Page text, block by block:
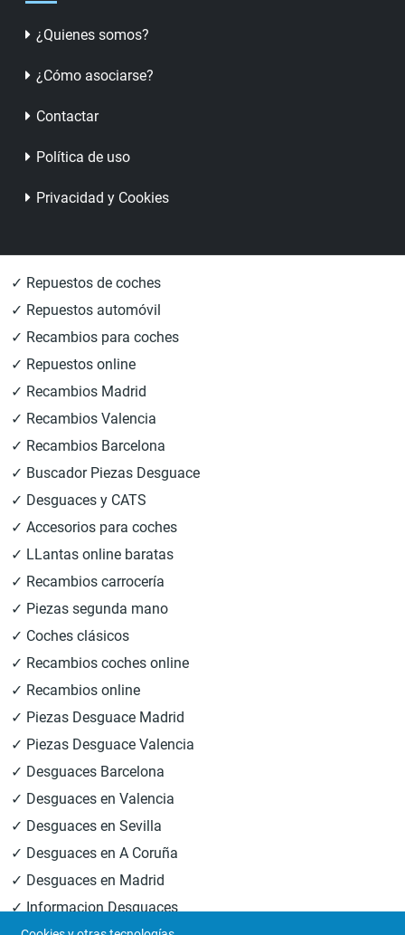
¿Quienes somos?
¿Cómo asociarse?
Contactar
Política de uso
Privacidad y Cookies
✓ Repuestos de coches
✓ Repuestos automóvil
✓ Recambios para coches
✓ Repuestos online
✓ Recambios Madrid
✓ Recambios Valencia
✓ Recambios Barcelona
✓ Buscador Piezas Desguace
✓ Desguaces y CATS
✓ Accesorios para coches
✓ LLantas online baratas
✓ Recambios carrocería
✓ Piezas segunda mano
✓ Coches clásicos
✓ Recambios coches online
✓ Recambios online
✓ Piezas Desguace Madrid
✓ Piezas Desguace Valencia
✓ Desguaces Barcelona
✓ Desguaces en Valencia
✓ Desguaces en Sevilla
✓ Desguaces en A Coruña
✓ Desguaces en Madrid
✓ Informacion Desguaces